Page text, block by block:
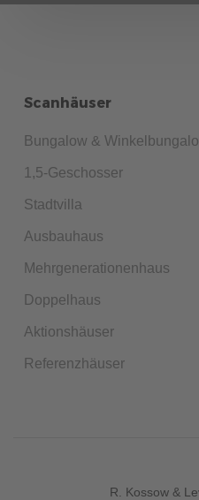
Scanhäuser
Bungalow &
1,5-Geschosser
Stadtvilla
Ausbauhaus
Mehrgenerationenhaus
Doppelhaus
Aktionshäuser
Referenzhäuser
R. Kossow &